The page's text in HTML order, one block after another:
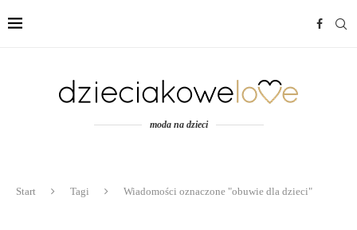
moda na dzieci
Start Tagi Wiadomości oznaczone "obuwie dla dzieci"